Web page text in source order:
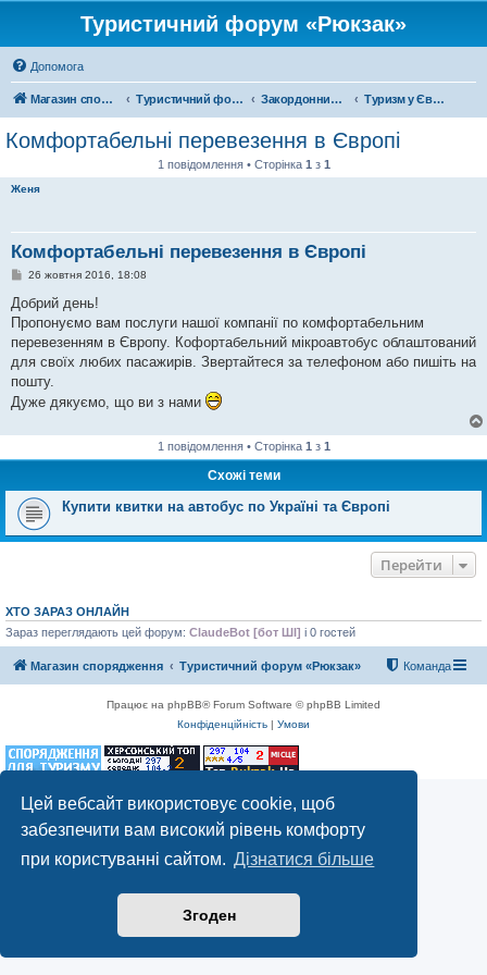
Цей вебсайт використовує cookie, щоб
забезпечити вам високий рівень комфорту
при користуванні сайтом. Дізнатися більше
Згоден
Туристичний форум «Рюкзак»
Допомога
Магазин спорядження Туристичний форум «Рюкзак» Закордонний туризм Туризм у Європі
Комфортабельні перевезення в Європі
1 повідомлення • Сторінка 1 з 1
Женя
Комфортабельні перевезення в Європі
П
в
д
о
м
л
е
н
26 жовтня 2016, 18:08
Добрий день!
Пропонуємо вам послуги нашої компанії по комфортабельним
перевезенням в Європу. Кофортабельний мікроавтобус облаштований
для своїх любих пасажирів. Звертайтеся за телефоном або пишіть на
пошту.
Дуже дякуємо, що ви з нами
1 повідомлення • Сторінка 1 з 1
Схожі теми
Купити квитки на автобус по Україні та Європі
Перейти
ХТО ЗАРАЗ ОНЛАЙН
Зараз переглядають цей форум: ClaudeBot [бот ШІ] і 0 гостей
Магазин спорядження Туристичний форум «Рюкзак» Команда
Працює на phpBB® Forum Software © phpBB Limited
Конфіденційність | Умови